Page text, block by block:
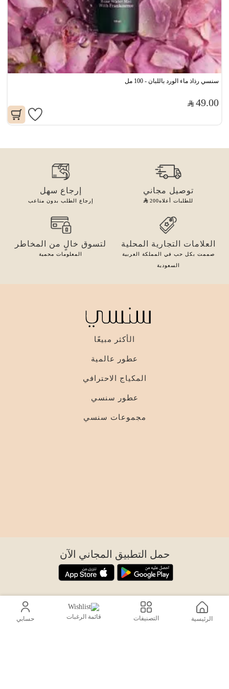
سنسي رذاذ ماء الورد باللبان - 100 مل
49.00
الرئيسية التصنيفات قائمة الرغبات حسابي
توصيل مجاني
للطلبات أعلاه200
إرجاع سهل
إرجاع الطلب بدون متاعب
العلامات التجارية المحلية
صممت بكل حب في المملكة العربية
السعودية
لتسوق خالٍ من المخاطر
المعلومات محمية
الأكثر مبيعًا
عطور عالمية
المكياج الاحترافي
عطور سنسي
مجموعات سنسي
حمل التطبيق المجاني الآن
اتصل بنا
help@sensiksa.com